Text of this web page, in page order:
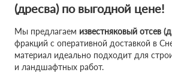
(дресва) по выгодной цене!
Мы предлагаем известняковый отсев
фракций с оперативной доставкой в
материал идеально подходит для
и ландшафтных работ.